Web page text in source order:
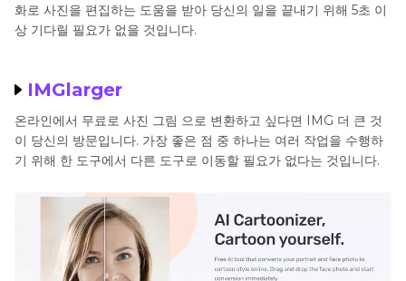
화로 사진을 편집하는 도움을 받아 당신의 일을 끝내기 위해 5초 이
상 기다릴 필요가 없을 것입니다.
IMGlarger
온라인에서 무료로 사진 그림 으로 변환하고 싶다면 IMG 더 큰 것
이 당신의 방문입니다. 가장 좋은 점 중 하나는 여러 작업을 수행하
기 위해 한 도구에서 다른 도구로 이동할 필요가 없다는 것입니다.